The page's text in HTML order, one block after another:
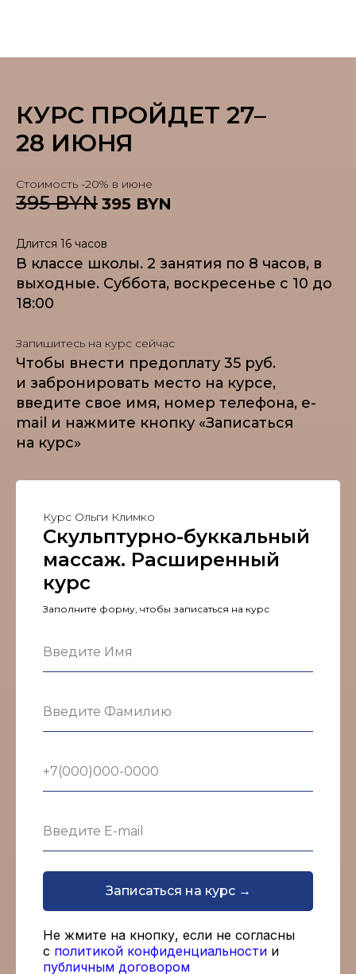
КУРС ПРОЙДЕТ 27–
28 ИЮНЯ
Стоимость -20% в июне
395 BYN 395 BYN
Длится 16 часов
В классе школы. 2 занятия по 8 часов, в
выходные. Суббота, воскресенье c 10 до
18:00
Запишитесь на курс сейчас
Чтобы внести предоплату 35 руб.
и забронировать место на курсе,
введите свое имя, номер телефона, e-
mail и нажмите кнопку «Записаться
на курс»
Курс Ольги Климко
Скульптурно-буккальный
массаж. Расширенный
курс
Заполните форму, чтобы записаться на курс
Записаться на курс →
Не жмите на кнопку, если не согласны
с политикой конфиденциальности и
публичным договором